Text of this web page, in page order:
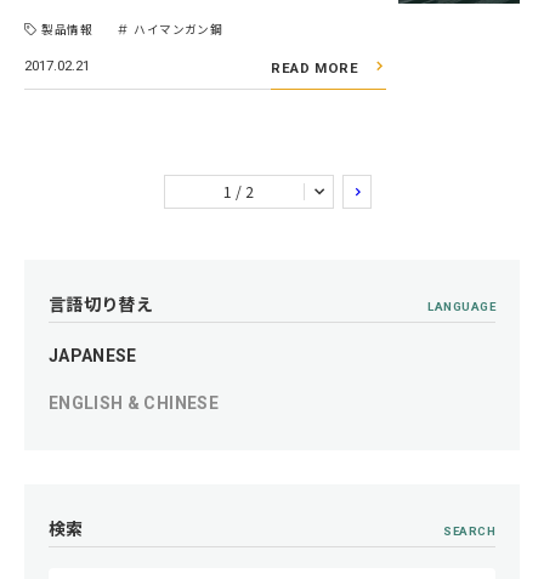
製品情報 ハイマンガン鋼
2017.02.21 READ MORE
1 / 2
言語切り替え LANGUAGE
JAPANESE
ENGLISH & CHINESE
検索 SEARCH